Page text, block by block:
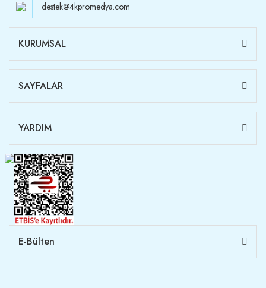
destek@4kpromedya.com
KURUMSAL
SAYFALAR
YARDIM
E-Bülten